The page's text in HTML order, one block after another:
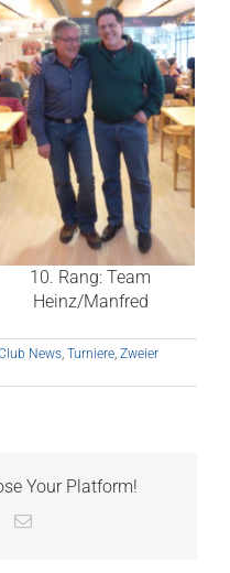
10. Rang: Team
Heinz/Manfred
News, Turniere, Zweier
Your Platform!
E-